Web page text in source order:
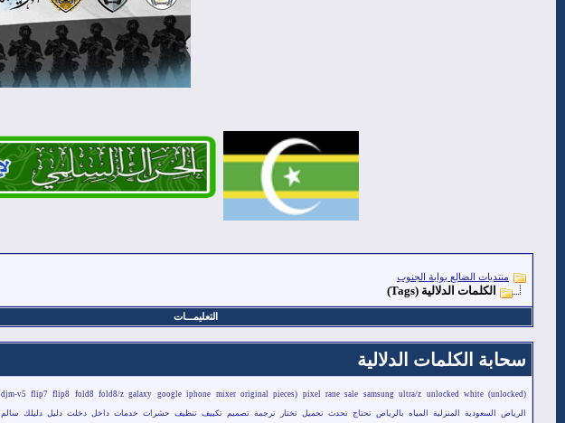
منتديات الضالع بوابة الجنوب
الكلمات الدلالية (Tags)
التعليمـــات
سحابة الكلمات الدلالية
(unlocked)
djm-v5 flip7 flip8 fold8 fold8/z galaxy google iphone mixer original pieces) pixel rane sale samsung ultra/z unlocked white
الرياض السعودية المنزلية المياه بالرياض تحتاج تحدث تحميل تختار ترجمة تصميم تكييف تنظيف حشرات خدمات داخل دخلت دليل دليلك سالم